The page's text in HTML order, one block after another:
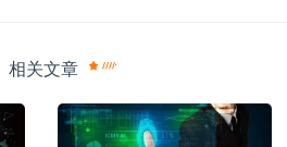
相关文章